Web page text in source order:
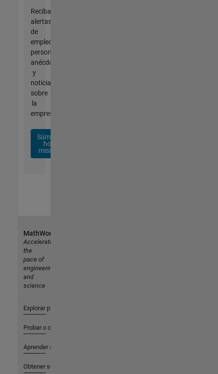
Reciba
alertas
de
empleo
personalizadas,
anécdotas
y
noticias
sobre
la
empresa.
Súmese
hoy
mismo
MathWorks
Accelerating
the
pace of
engineering
and
science
Explorar productos
Probar o comprar
Aprender a utilizar
Obtener soporte